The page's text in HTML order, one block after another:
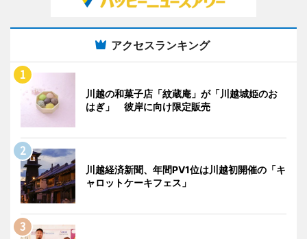
アクセスランキング
川越の和菓子店「紋蔵庵」が「川越城姫のお
はぎ」 彼岸に向け限定販売
川越経済新聞、年間PV1位は川越初開催の「キ
ャロットケーキフェス」